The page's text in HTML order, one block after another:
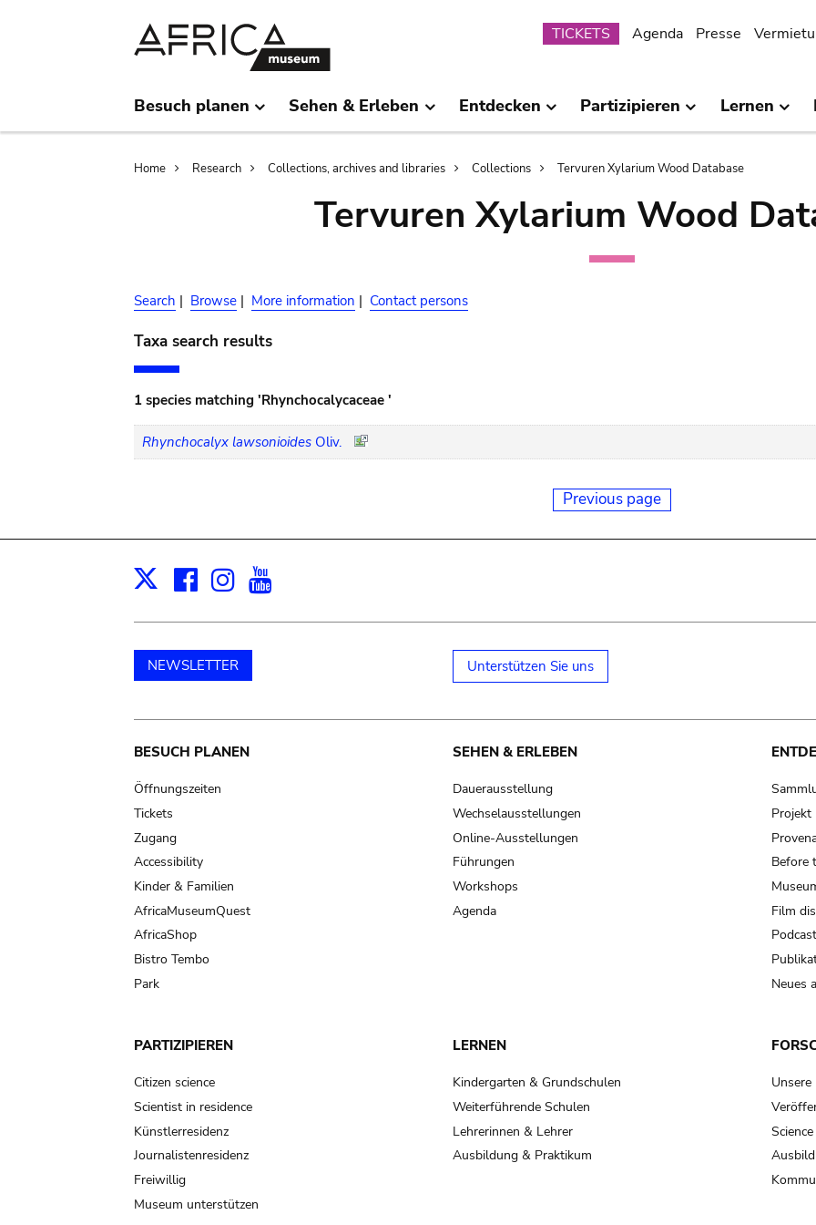
Submenu
TICKETS Agenda Presse
Besuch planen Sehen & Erleben Entdecken Partizipieren Lernen
Breadcrumb
Home Research Collections, archives and libraries Collections Tervuren Xylarium Wood Database
Tervuren Xylarium Wood
Search | Browse | More information | Contact persons
Taxa search results
1 species matching 'Rhynchocalycaceae '
Rhynchocalyx lawsonioides Oliv.
Previous page
X Facebook
Instagram
NEWSLETTER Unterstützen Sie uns
Main
navigation
BESUCH PLANEN
Öffnungszeiten
Tickets
Zugang
Accessibility
Kinder & Familien
AfricaMuseumQuest
AfricaShop
Bistro Tembo
Park
SEHEN & ERLEBEN
Dauerausstellung
Wechselausstellungen
Online-Ausstellungen
Führungen
Workshops
Agenda
Projekt
Before
Film
Neues
PARTIZIPIEREN
Citizen science
Scientist in residence
Künstlerresidenz
Journalistenresidenz
Freiwillig
Museum unterstützen
LERNEN
Kindergarten & Grundschulen
Weiterführende Schulen
Lehrerinnen & Lehrer
Ausbildung & Praktikum